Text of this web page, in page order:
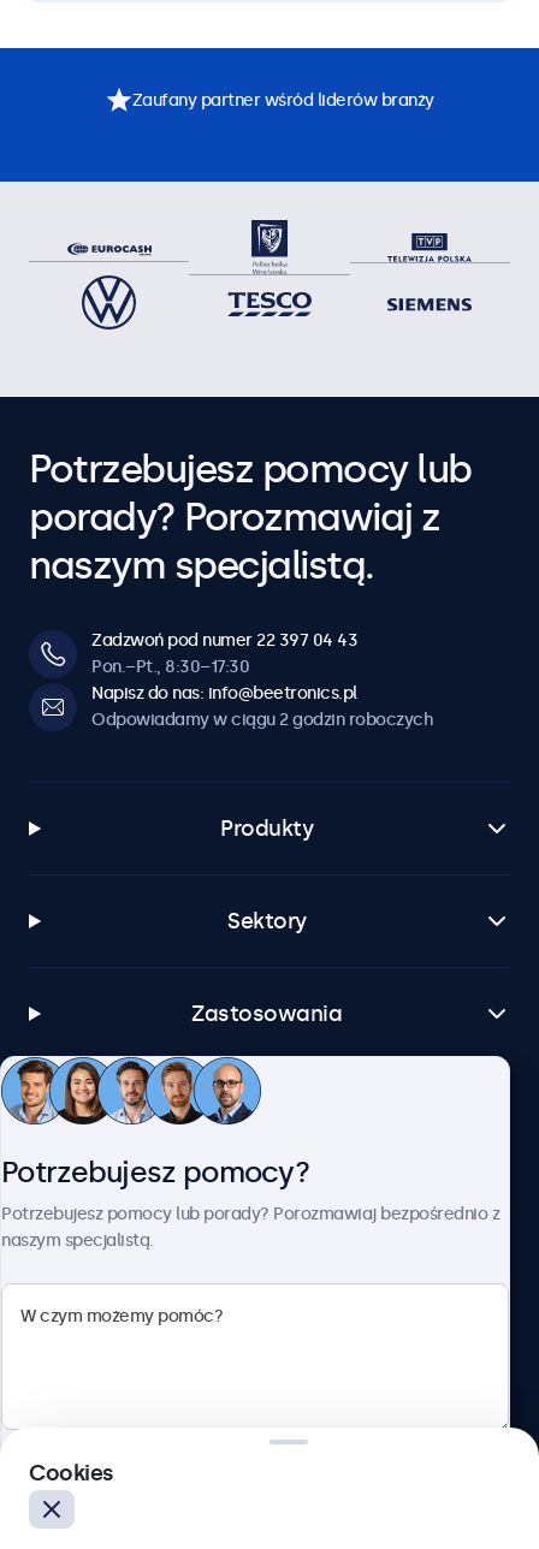
Zaufany partner wśród liderów branży
Potrzebujesz pomocy lub
porady? Porozmawiaj z
naszym specjalistą.
Zadzwoń pod numer 22 397 04 43
Pon.–Pt., 8:30–17:30
Napisz do nas: info@beetronics.pl
Odpowiadamy w ciągu 2 godzin roboczych
Produkty
Sektory
Zastosowania
Obsługa klienta
Polski
Potrzebujesz pomocy?
Potrzebujesz pomocy lub porady? Porozmawiaj bezpośrednio z
naszym specjalistą.
Cookies